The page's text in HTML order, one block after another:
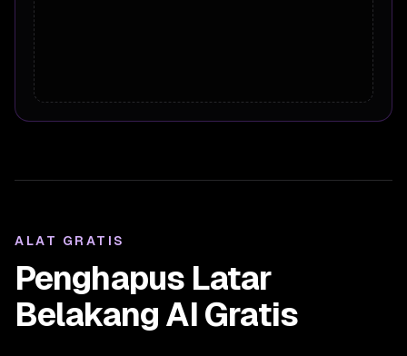
ALAT GRATIS
Penghapus Latar
Belakang AI Gratis